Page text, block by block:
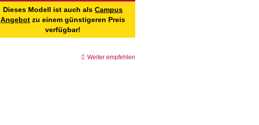
Dieses Modell ist auch alsCampus
Angebot zu einem günstigeren Preis
verfügbar!
Weiter empfehlen